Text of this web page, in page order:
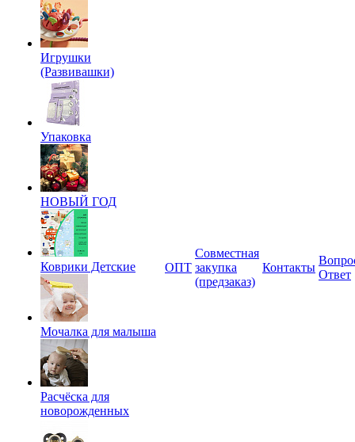
Игрушки
(Развивашки)
Упаковка
НОВЫЙ ГОД
Коврики Детские
Мочалка для малыша
Расчёска для
новорожденных
ОПТ
Совместная
закупка
(предзаказ)
Контакты
Ответ